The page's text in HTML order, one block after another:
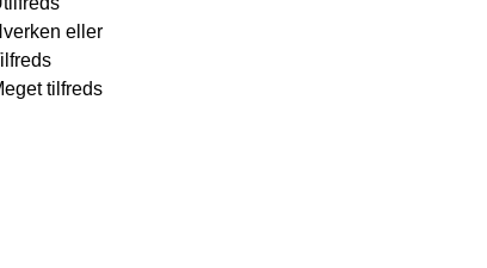
eller
tilfreds